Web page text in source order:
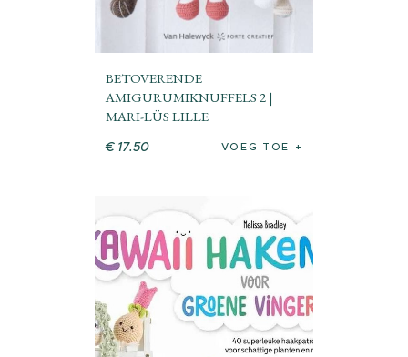
BETOVERENDE
AMIGURUMIKNUFFELS 2 |
MARI-LÜS LILLE
€ 17.50 VOEG TOE